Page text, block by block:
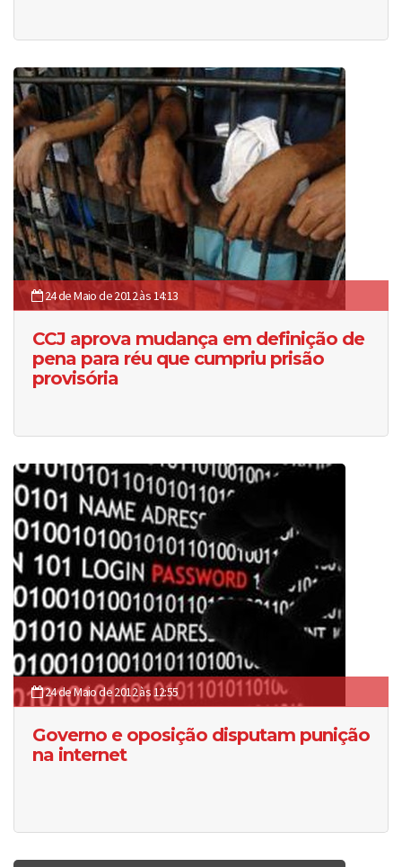
24 de Maio de 2012 às 14:13
CCJ aprova mudança em definição de
pena para réu que cumpriu prisão
provisória
24 de Maio de 2012 às 12:55
Governo e oposição disputam punição
na internet